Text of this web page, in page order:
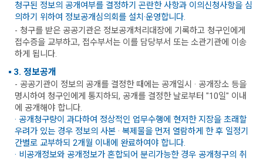
청구된 정보의 공개여부를 결정하기 곤란한 사항과 이의신청사항을 심
의하기 위하여 정보공개심의회를 설치·운영합니다.
- 청구를 받은 공공기관은 정보공개처리대장에 기록하고 청구인에게
접수증을 교부하고, 접수부서는 이를 담당부서 또는 소관기관에 이송
하게 됩니다.
3. 정보공개
- 공공기관이 정보의 공개를 결정한 때에는 공개일시 · 공개장소 등을
명시하여 청구인에게 통지하되, 공개를 결정한 날로부터 "10일" 이내
에 공개해야 합니다.
· 공개청구량이 과다하여 정상적인 업무수행에 현저한 지장을 초래할
우려가 있는 경우 정보의 사본 · 복제물을 먼저 열람하게 한 후 일정기
간별로 교부하되 2개월 이내에 완료하여야 합니다.
· 비공개정보와 공개정보가 혼합되어 분리가능한 경우 공개청구의 취